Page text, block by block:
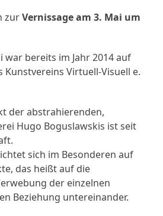
zurVernissage am 3. Mai um
war bereits im Jahr 2014 auf
Kunstvereins Virtuell-Visuell e.
der abstrahierenden,
Hugo Boguslawskis ist seit
sich im Besonderen auf
das heißt auf die
der einzelnen
Beziehung untereinander.